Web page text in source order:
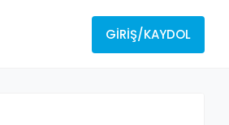
GIRIŞ/KAYDOL